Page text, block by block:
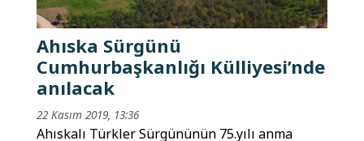
Ahıska Sürgünü
Cumhurbaşkanlığı Külliyesi’nde
anılacak
22 Kasım 2019, 13:36
Ahıskalı Türkler Sürgününün 75.yılı anma